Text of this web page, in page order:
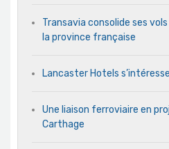
Transavia consolide ses
la province française
Lancaster Hotels
Une liaison ferroviaire en
Carthage